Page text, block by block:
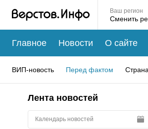
Ваш регион
Главное Новости О сайте
ВИП-новость Перед фактом
Лента новостей
Календарь новостей